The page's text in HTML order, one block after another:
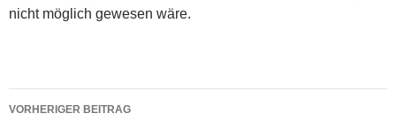
nicht möglich gewesen wäre.
Beitragsnavigation
VORHERIGER BEITRAG